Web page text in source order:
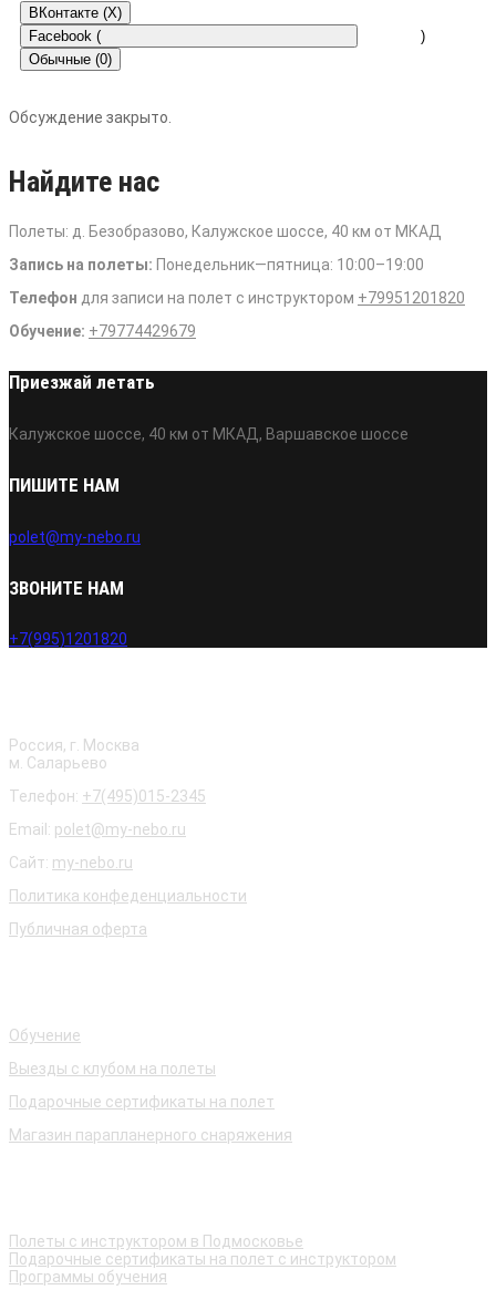
ВКонтакте (X)
Facebook (
)
Обычные (0)
Обсуждение закрыто.
Найдите нас
Полеты: д. Безобразово, Калужское шоссе, 40 км от МКАД
Запись на полеты: Понедельник—пятница: 10:00–19:00
Телефон для записи на полет с инструктором +79951201820
Обучение: +79774429679
Приезжай летать
Калужское шоссе, 40 км от МКАД, Варшавское шоссе
ПИШИТЕ НАМ
polet@my-nebo.ru
ЗВОНИТЕ НАМ
+7(995)1201820
Россия, г. Москва
м. Саларьево
Телефон: +7(495)015-2345
Email: polet@my-nebo.ru
Сайт: my-nebo.ru
Политика конфеденциальности
Публичная оферта
Обучение
Выезды с клубом на полеты
Подарочные сертификаты на полет
Магазин парапланерного снаряжения
Полеты с инструктором в Подмосковье
Подарочные сертификаты на полет с инструктором
Программы обучения